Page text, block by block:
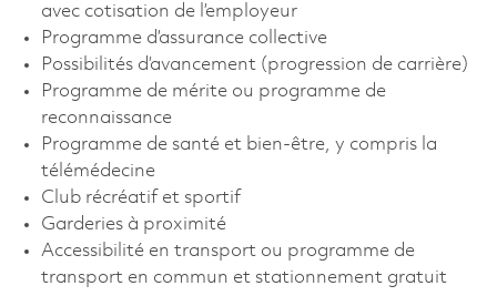
avec cotisation de l’employeur
Programme d’assurance collective
Possibilités d’avancement (progression de carrière)
Programme de mérite ou programme de
reconnaissance
Programme de santé et bien-être, y compris la
télémédecine
Club récréatif et sportif
Garderies à proximité
Accessibilité en transport ou programme de
transport en commun et stationnement gratuit